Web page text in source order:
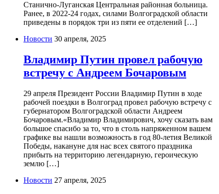
Станично-Луганская Центральная районная больница.
Ранее, в 2022-24 годах, силами Волгоградской области
приведены в порядок три из пяти ее отделений […]
Новости 30 апреля, 2025
Владимир Путин провел рабочую
встречу с Андреем Бочаровым
29 апреля Президент России Владимир Путин в ходе
рабочей поездки в Волгоград провел рабочую встречу с
губернатором Волгоградской области Андреем
Бочаровым.«Владимир Владимирович, хочу сказать вам
большое спасибо за то, что в столь напряженном вашем
графике вы нашли возможность в год 80-летия Великой
Победы, накануне для нас всех святого праздника
прибыть на территорию легендарную, героическую
землю […]
Новости 27 апреля, 2025